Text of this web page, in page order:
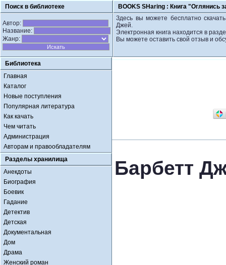
Поиск в библиотеке BOOKS SHaring : Книга "Оглянись
Автор:
Название:
Жанр:
Здесь вы можете бесплатно
Джей.
Электронная книга находится в
Вы можете оставить свой отзыв и
Библиотека
Главная
Каталог
Новые поступления
Популярная литература
Как качать
Чем читать
Администрация
Авторам и правообладателям
Разделы хранилища
Анекдоты
Биография
Боевик
Гадание
Детектив
Детская
Документальная
Дом
Драма
Женский роман
Барбетт